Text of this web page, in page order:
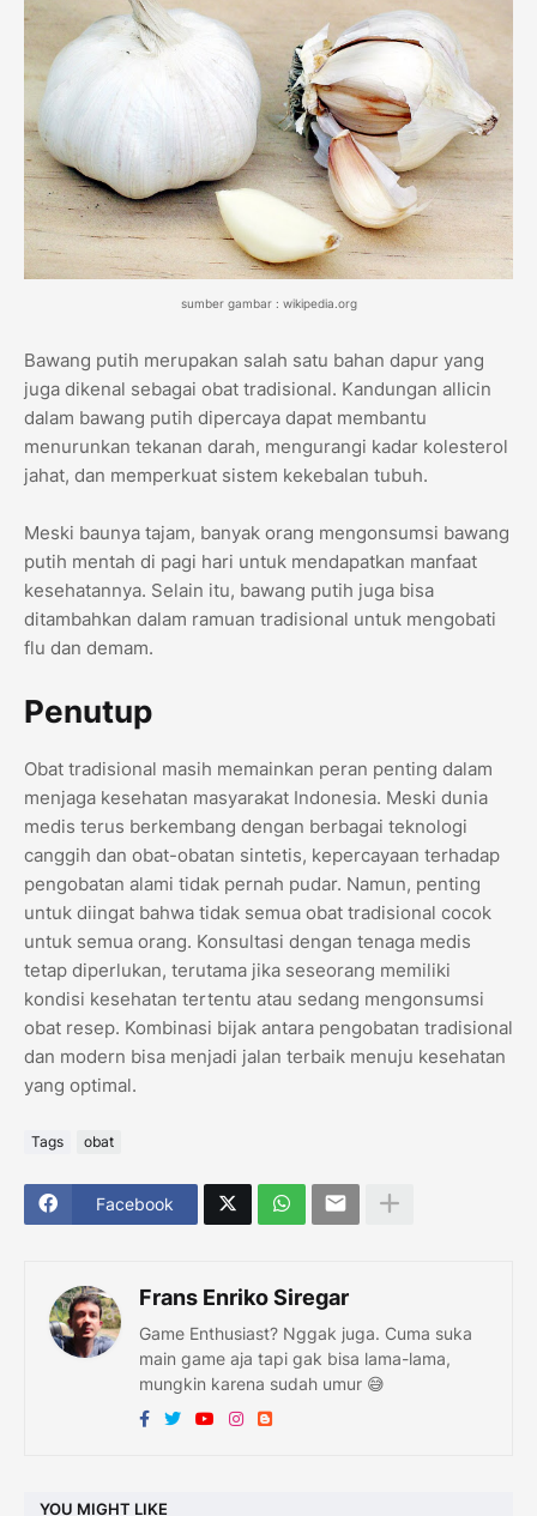
sumber gambar : wikipedia.org
Bawang putih merupakan salah satu bahan dapur yang
juga dikenal sebagai obat tradisional. Kandungan allicin
dalam bawang putih dipercaya dapat membantu
menurunkan tekanan darah, mengurangi kadar kolesterol
jahat, dan memperkuat sistem kekebalan tubuh.
Meski baunya tajam, banyak orang mengonsumsi bawang
putih mentah di pagi hari untuk mendapatkan manfaat
kesehatannya. Selain itu, bawang putih juga bisa
ditambahkan dalam ramuan tradisional untuk mengobati
flu dan demam.
Penutup
Obat tradisional masih memainkan peran penting dalam
menjaga kesehatan masyarakat Indonesia. Meski dunia
medis terus berkembang dengan berbagai teknologi
canggih dan obat-obatan sintetis, kepercayaan terhadap
pengobatan alami tidak pernah pudar. Namun, penting
untuk diingat bahwa tidak semua obat tradisional cocok
untuk semua orang. Konsultasi dengan tenaga medis
tetap diperlukan, terutama jika seseorang memiliki
kondisi kesehatan tertentu atau sedang mengonsumsi
obat resep. Kombinasi bijak antara pengobatan tradisional
dan modern bisa menjadi jalan terbaik menuju kesehatan
yang optimal.
Tags obat
Facebook
Frans Enriko Siregar
Game Enthusiast? Nggak juga. Cuma suka
main game aja tapi gak bisa lama-lama,
mungkin karena sudah umur 😅
YOU MIGHT LIKE